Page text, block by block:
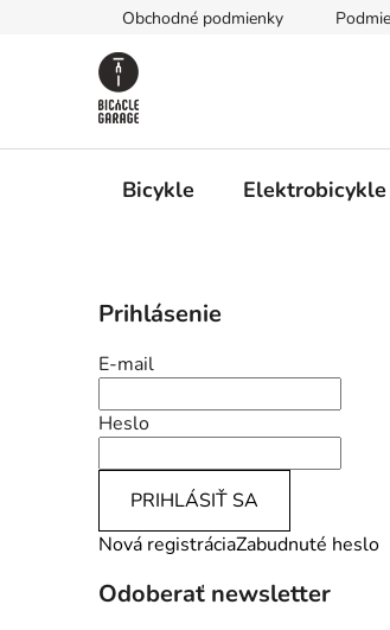
Obchodné podmienky
Bicykle Elektrobicykle
o
č
n
ý
p
a
e
Prihlásenie
E-mail
Heslo
PRIHLÁSIŤ SA
Nová registráciaZabudnuté heslo
Odoberať newsletter